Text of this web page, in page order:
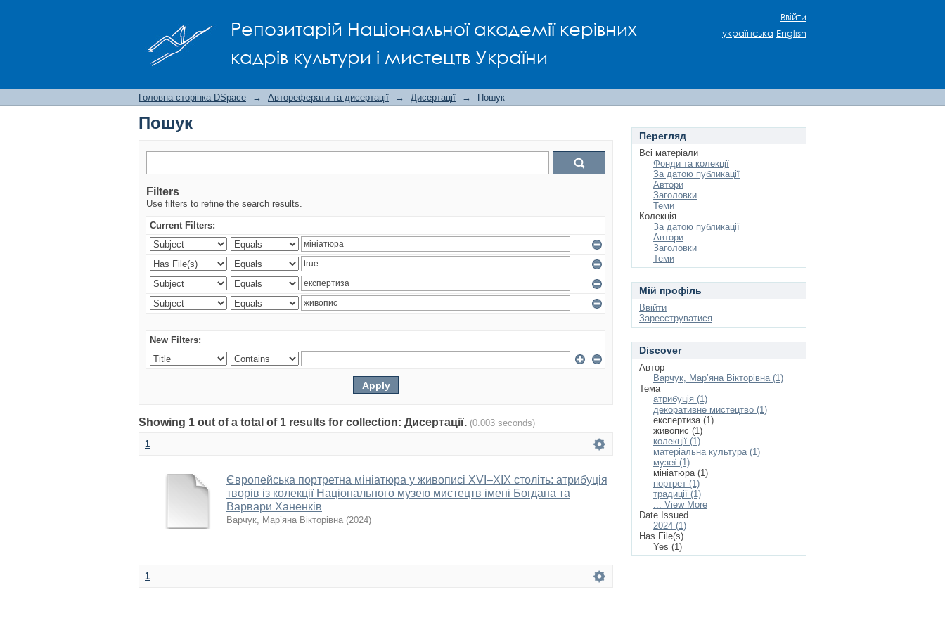
Репозитарій Національної академії керівних
кадрів культури і мистецтв України
Ввійти
українська English
Головна сторінка DSpace → Автореферати та дисертації → Дисертації → Пошук
Пошук
Filters
Use filters to refine the search results.
Current Filters:
New Filters:
Showing 1 out of a total of 1 results for collection: Дисертації. (0.003 seconds)
1
Європейська портретна мініатюра у живописі XVI–XIX століть: атрибуція
творів із колекції Національного музею мистецтв імені Богдана та
Варвари Ханенків
Варчук, Мар’яна Вікторівна (2024)
1
Перегляд
Всі матеріали
Фонди та колекції
За датою публикації
Автори
Заголовки
Теми
Колекція
За датою публикації
Автори
Заголовки
Теми
Мій профіль
Ввійти
Зареєструватися
Discover
Автор
Варчук, Мар’яна Вікторівна (1)
Тема
атрибуція (1)
декоративне мистецтво (1)
експертиза (1)
живопис (1)
колекції (1)
матеріальна культура (1)
музеї (1)
мініатюра (1)
портрет (1)
традиції (1)
... View More
Date Issued
2024 (1)
Has File(s)
Yes (1)